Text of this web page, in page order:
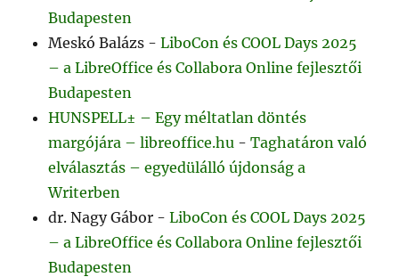
Budapesten
Meskó Balázs -LiboCon és COOL Days 2025
– a LibreOffice és Collabora Online fejlesztői
Budapesten
HUNSPELL± – Egy méltatlan döntés
margójára – libreoffice.hu -Taghatáron való
elválasztás – egyedülálló újdonság a
Writerben
dr. Nagy Gábor -LiboCon és COOL Days 2025
– a LibreOffice és Collabora Online fejlesztői
Budapesten